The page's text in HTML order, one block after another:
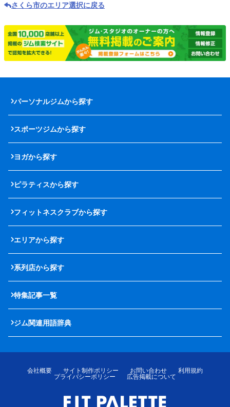
さくら市のエリア選択に戻る
パーソナルジムから探す
スポーツジムから探す
ヨガから探す
ピラティスから探す
フィットネスクラブから探す
エリアから探す
系列店から探す
特集記事一覧
ジム関連用語辞典
会社概要 サイト制作ポリシー お問い合わせ
利用規約
プライバシーポリシー
広告掲載について